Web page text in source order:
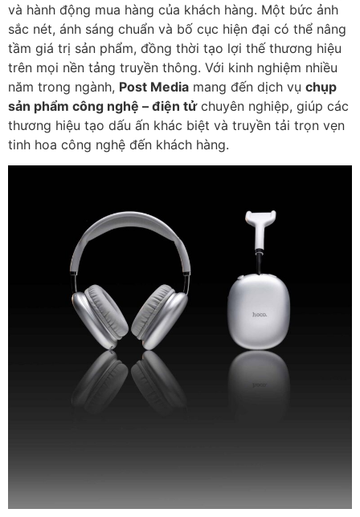
và hành động mua hàng của khách hàng. Một bức ảnh
sắc nét, ánh sáng chuẩn và bố cục hiện đại có thể nâng
tầm giá trị sản phẩm, đồng thời tạo lợi thế thương hiệu
trên mọi nền tảng truyền thông. Với kinh nghiệm nhiều
năm trong ngành, Post Media mang đến dịch vụ chụp
sản phẩm công nghệ – điện tửchuyên nghiệp, giúp các
thương hiệu tạo dấu ấn khác biệt và truyền tải trọn vẹn
tinh hoa công nghệ đến khách hàng.